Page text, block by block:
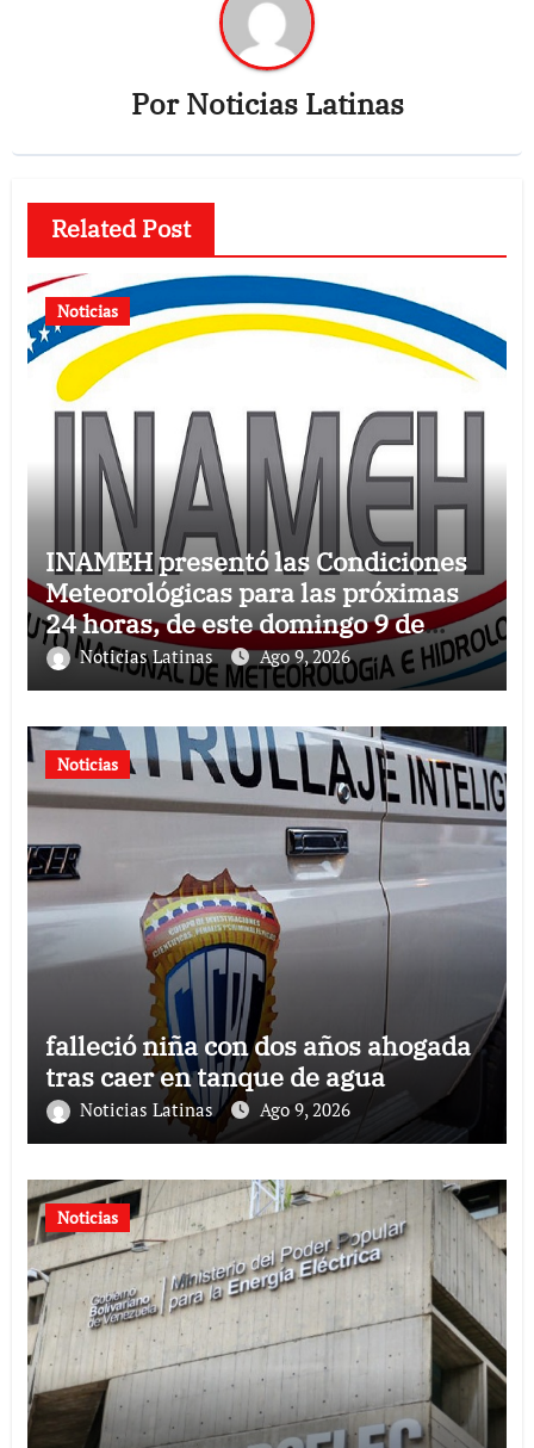
PorNoticias Latinas
Related Post
Noticias
INAMEH presentó las Condiciones
Meteorológicas para las próximas
24 horas, de este domingo 9 de
agosto 2026
Noticias Latinas Ago 9, 2026
Noticias
falleció niña con dos años ahogada
tras caer en tanque de agua
Noticias Latinas Ago 9, 2026
Noticias